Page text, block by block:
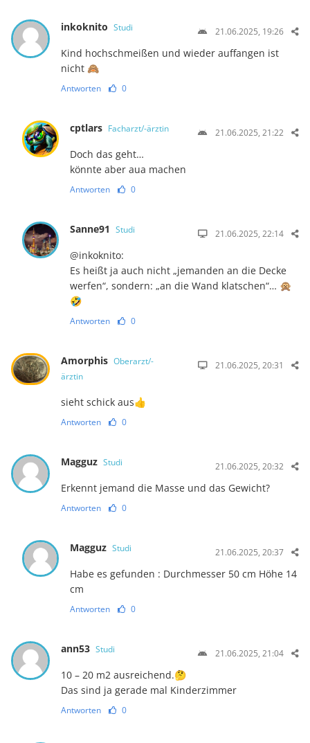
inkoknito Studi 21.06.2025, 19:26
Kind hochschmeißen und wieder auffangen ist
nicht 🙈
Antworten 0
cptlars Facharzt/-ärztin 21.06.2025, 21:22
Doch das geht…
könnte aber aua machen
Antworten 0
Sanne91 Studi 21.06.2025, 22:14
@inkoknito:
Es heißt ja auch nicht „jemanden an die Decke
werfen“, sondern: „an die Wand klatschen“… 🙊
🤣
Antworten 0
Amorphis Oberarzt/-
ärztin
21.06.2025, 20:31
sieht schick aus👍
Antworten 0
Magguz Studi 21.06.2025, 20:32
Erkennt jemand die Masse und das Gewicht?
Antworten 0
Magguz Studi 21.06.2025, 20:37
Habe es gefunden : Durchmesser 50 cm Höhe 14
cm
Antworten 0
ann53 Studi 21.06.2025, 21:04
10 – 20 m2 ausreichend.🤔
Das sind ja gerade mal Kinderzimmer
Antworten 0